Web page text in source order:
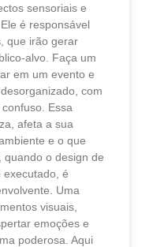
sensoriais e
é responsável
que irão gerar
alvo. Faça um
em um evento e
com
Essa
afeta a sua
e o que
quando o design de
executado, é
Uma
visuais,
emoções e
poderosa. Aqui